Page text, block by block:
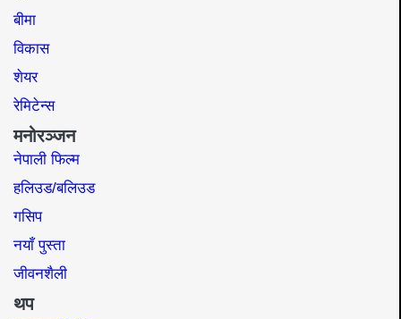
बीमा
विकास
शेयर
रेमिटेन्स
मनोरञ्जन
नेपाली फिल्म
हलिउड/बलिउड
गसिप
नयाँ पुस्ता
जीवनशैली
थप